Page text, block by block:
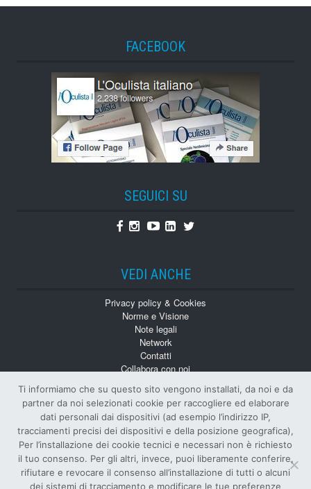
FACEBOOK
SEGUICI SU
Facebook
Instagram
YoutubeLinkedin
Twitter
VEDI ANCHE
Privacy policy & Cookies
Norme e Visione
Note legali
Network
Contatti
Collabora con noi
Numeri Arretrati
Ti informiamo che su questo sito vengono installati, da noi e da
partner da noi selezionati cookie per raccogliere ed elaborare
dati personali dai dispositivi (ad esempio l’indirizzo IP,
tracciamenti precisi dei dispositivi e della posizione geografica),
Per l’installazione dei cookie tecnici e necessari non è richiesto
il tuo consenso. Per gli altri, invece, puoi liberamente conferire,
rifiutare e revocare il consenso all’installazione di tutti o alcuni
dei sistemi di tracciamento e modificare le tue preferenze